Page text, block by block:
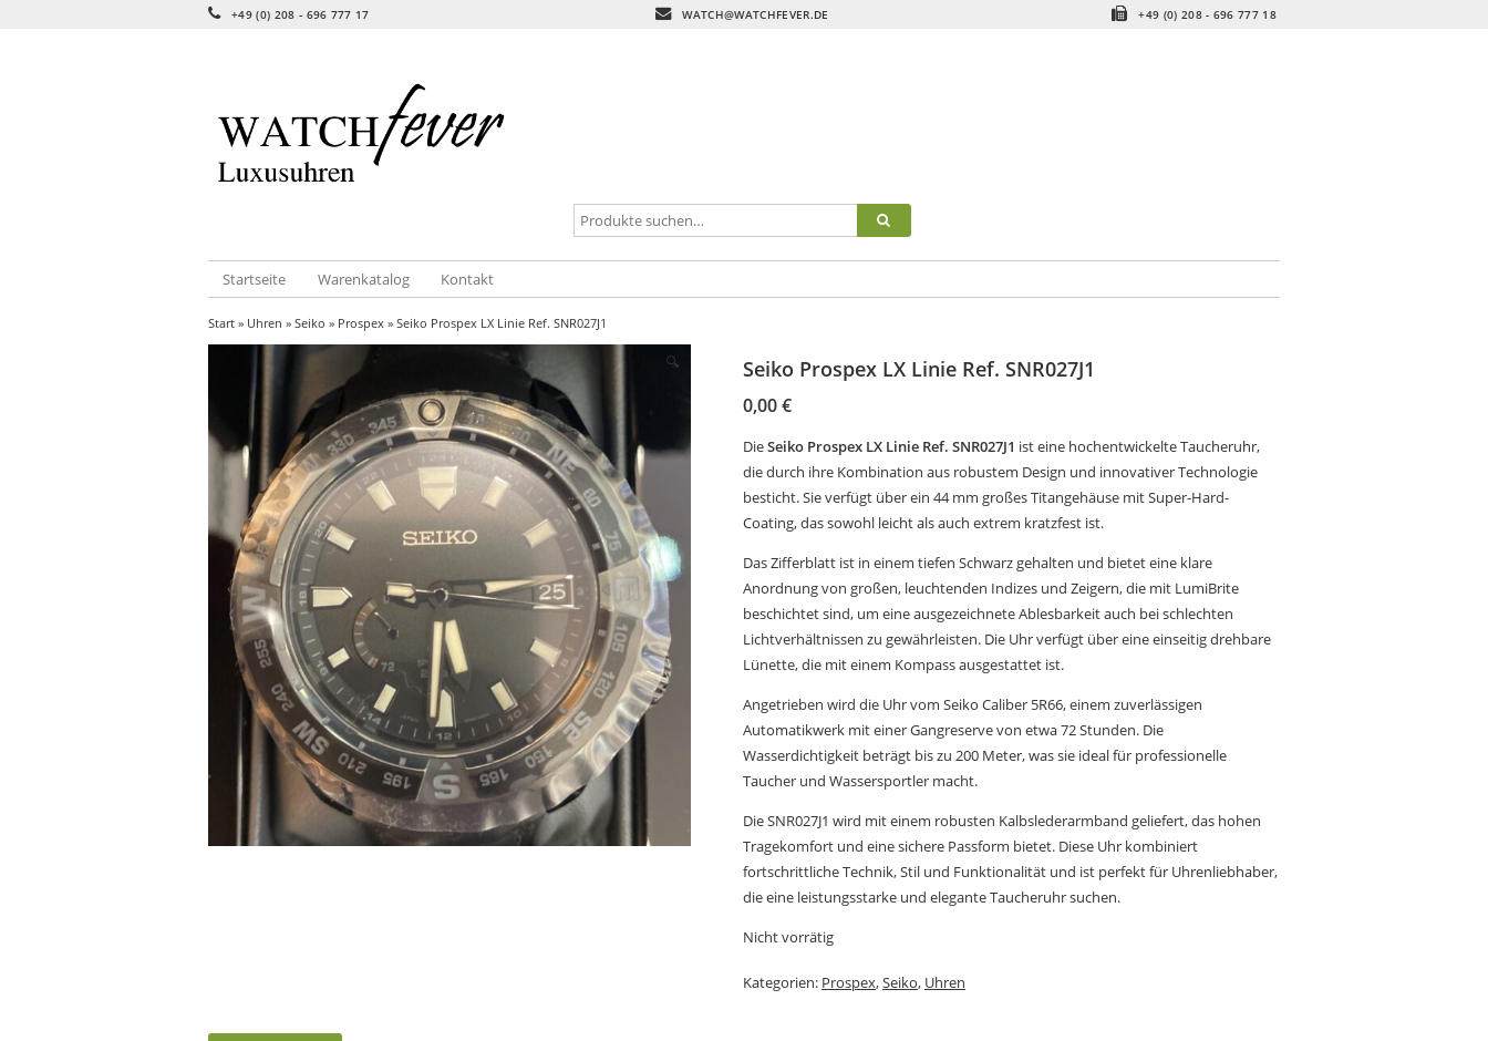
+49 (0) 208 - 696 777 17 WATCH@WATCHFEVER.DE +49 (0) 208 - 696 777 18
Startseite Warenkatalog Kontakt
Start » Uhren » Seiko » Prospex » Seiko Prospex LX Linie Ref. SNR027J1
🔍 Seiko Prospex LX Linie Ref. SNR027J1
0,00€
DieSeiko Prospex LX Linie Ref. SNR027J1 ist eine hochentwickelte Taucheruhr,
die durch ihre Kombination aus robustem Design und innovativer Technologie
besticht. Sie verfügt über ein 44 mm großes Titangehäuse mit Super-Hard-
Coating, das sowohl leicht als auch extrem kratzfest ist.
Das Zifferblatt ist in einem tiefen Schwarz gehalten und bietet eine klare
Anordnung von großen, leuchtenden Indizes und Zeigern, die mit LumiBrite
beschichtet sind, um eine ausgezeichnete Ablesbarkeit auch bei schlechten
Lichtverhältnissen zu gewährleisten. Die Uhr verfügt über eine einseitig drehbare
Lünette, die mit einem Kompass ausgestattet ist.
Angetrieben wird die Uhr vom Seiko Caliber 5R66, einem zuverlässigen
Automatikwerk mit einer Gangreserve von etwa 72 Stunden. Die
Wasserdichtigkeit beträgt bis zu 200 Meter, was sie ideal für professionelle
Taucher und Wassersportler macht.
Die SNR027J1 wird mit einem robusten Kalbslederarmband geliefert, das hohen
Tragekomfort und eine sichere Passform bietet. Diese Uhr kombiniert
fortschrittliche Technik, Stil und Funktionalität und ist perfekt für Uhrenliebhaber,
die eine leistungsstarke und elegante Taucheruhr suchen.
Nicht vorrätig
Kategorien: Prospex,Seiko, Uhren